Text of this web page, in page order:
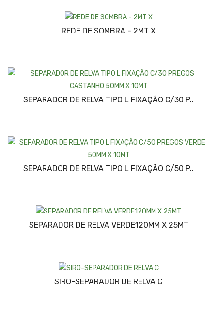
REDE DE SOMBRA - 2MT X
SEPARADOR DE RELVA TIPO L FIXAÇÃO C/30 P..
SEPARADOR DE RELVA TIPO L FIXAÇÃO C/50 P..
SEPARADOR DE RELVA VERDE120MM X 25MT
SIRO-SEPARADOR DE RELVA C